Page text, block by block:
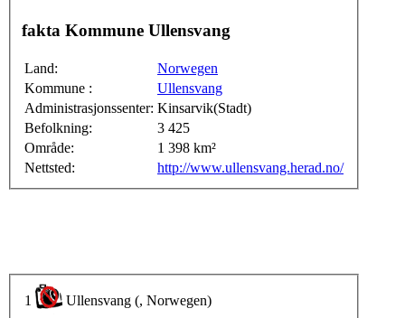
fakta Kommune Ullensvang
Land:
Norwegen
Kommune :
Ullensvang
Administrasjonssenter: Kinsarvik(Stadt)
Befolkning:
3 425
Område:
1 398 km²
Nettsted:
http://www.ullensvang.herad.no/
1 Ullensvang (, Norwegen)